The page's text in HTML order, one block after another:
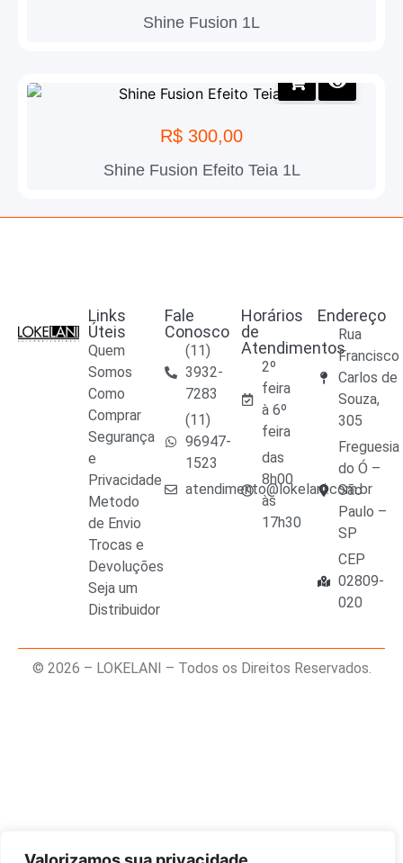
Shine Fusion 1L
R$ 300,00
Shine Fusion Efeito Teia 1L
Links
Úteis
Quem
Somos
Como
Comprar
Segurança
e
Privacidade
Metodo
de Envio
Trocas e
Devoluções
Seja um
Distribuidor
Fale
Conosco
(11)
3932-
7283
(11)
96947-
1523
atendimento@lokelani.com.br
Horários
de
Atendimentos
2º
feira
à 6º
feira
das
8h00
às
17h30
Endereço
Rua
Francisco
Carlos de
Souza,
305
Freguesia
do Ó –
São
Paulo –
SP
CEP
02809-
020
© 2026 – LOKELANI – Todos os Direitos Reservados.